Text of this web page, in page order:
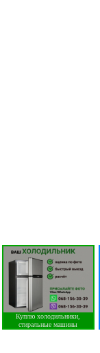
Куплю холодильники,
стиральные машины